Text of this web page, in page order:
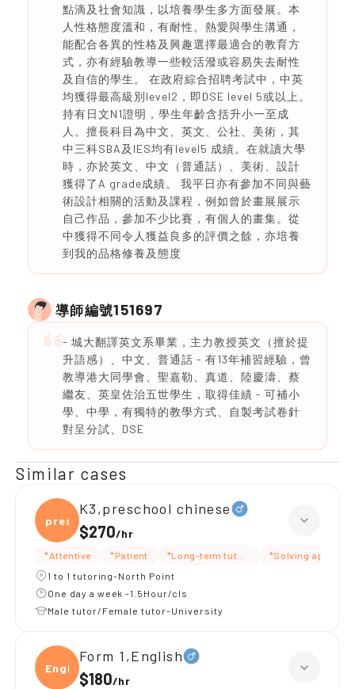
點滴及社會知識，以培養學生多方面發展。本
人性格態度溫和，有耐性。熱愛與學生溝通，
能配合各異的性格及興趣選擇最適合的教育方
式，亦有經驗教導一些較活潑或容易失去耐性
及自信的學生。 在政府綜合招聘考試中，中英
均獲得最高級別level2，即DSE level 5或以上。
持有日文N1證明，學生年齡含括升小一至成
人。擅長科目為中文、英文、公社、美術，其
中三科SBA及IES均有level5 成績。在就讀大學
時，亦於英文、中文（普通話）、美術、設計
獲得了A grade成績。 我平日亦有參加不同與藝
術設計相關的活動及課程，例如曾於畫展展示
自己作品，參加不少比賽，有個人的畫集。從
中獲得不同令人獲益良多的評價之餘，亦培養
到我的品格修養及態度
導師編號151697
- 城大翻譯英文系畢業，主力教授英文（擅於提
升語感）、中文、普通話 - 有13年補習經驗，曾
教導港大同學會、聖嘉勒、真道、陸慶濤、蔡
繼友、英皇佐治五世學生，取得佳績 - 可補小
學、中學，有獨特的教學方式、自製考試卷針
對呈分試、DSE
Similar cases
presc
K3,preschool chinese
$270/hr
*Attentive *Patient *Long-term tutoring
*Solving
1 to 1 tutoring-North Point
One day a week -1.5Hour/cls
Male tutor/Female tutor-University
Engli
Form 1,English
$180/hr